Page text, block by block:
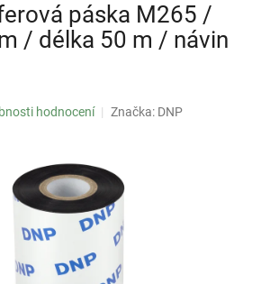
páska M265 /
/ délka 50 m / návin
hodnocení Značka: DNP